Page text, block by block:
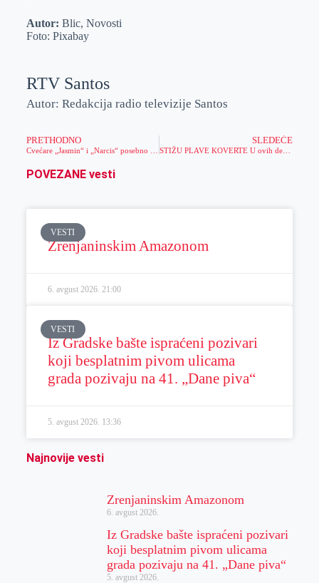
Autor: Blic, Novosti
Foto: Pixabay
RTV Santos
Autor: Redakcija radio televizije Santos
PRETHODNO SLEDEĆE
POVEZANE vesti
VESTI
Zrenjaninskim Amazonom
6. avgust 2026. 21:00
VESTI
Iz Gradske bašte ispraćeni pozivari
koji besplatnim pivom ulicama
grada pozivaju na 41. „Dane piva“
5. avgust 2026. 13:36
Najnovije vesti
Zrenjaninskim Amazonom
6. avgust 2026.
Iz Gradske bašte ispraćeni pozivari
koji besplatnim pivom ulicama
grada pozivaju na 41. „Dane piva“
5. avgust 2026.